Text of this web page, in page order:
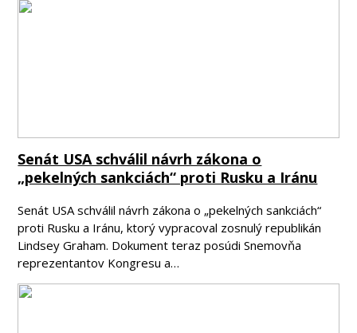
Senát USA schválil návrh zákona o
„pekelných sankciách“ proti Rusku a Iránu
Senát USA schválil návrh zákona o „pekelných sankciách“
proti Rusku a Iránu, ktorý vypracoval zosnulý republikán
Lindsey Graham. Dokument teraz posúdi Snemovňa
reprezentantov Kongresu a…